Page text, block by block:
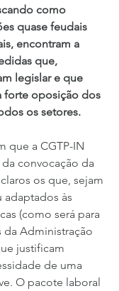
como
quase feudais
encontram a
que,
legislar e que
forte oposição dos
os setores.
que a CGTP-IN
convocação da
os que, sejam
às
(como será para
da Administração
justificam
de uma
O pacote laboral